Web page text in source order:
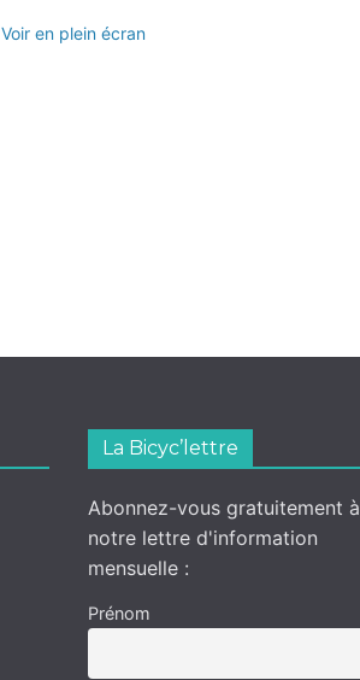
Voir en plein écran
La Bicyc’lettre
Abonnez-vous gratuitement à
notre lettre d'information
mensuelle :
Prénom